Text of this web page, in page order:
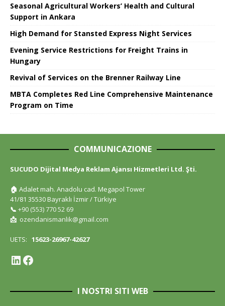
Seasonal Agricultural Workers’ Health and Cultural
Support in Ankara
High Demand for Stansted Express Night Services
Evening Service Restrictions for Freight Trains in
Hungary
Revival of Services on the Brenner Railway Line
MBTA Completes Red Line Comprehensive Maintenance
Program on Time
COMMUNICAZIONE
SUCUDO Dijital Medya Reklam Ajansı Hizmetleri Ltd. Şti.
🏠 Adalet mah. Anadolu cad. Megapol Tower
41/81 35530 Bayraklı İzmir / Türkiye
📞 +90 (553) 770 52 69
📩 ozendanismanlik@gmail.com
UETS: 15623-26967-42627
I NOSTRI SITI WEB